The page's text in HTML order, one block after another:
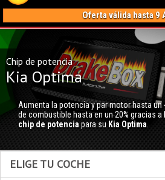
Oferta válida hasta 9
Chip de potencia
Kia Optima
Aumenta la potencia y par motor hasta un
de combustible hasta en un 20% gracias a
chip de potencia para su Kia Optima
ELIGE TU COCHE